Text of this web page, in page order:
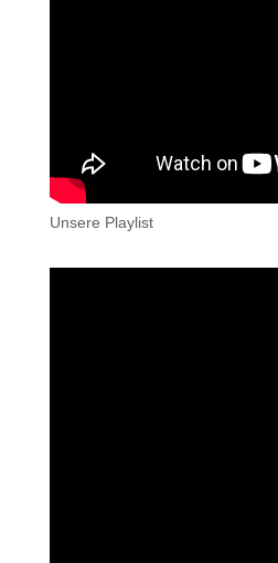
Unsere Playlist